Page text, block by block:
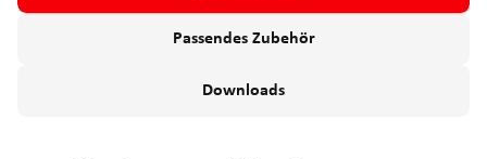
Passendes Zubehör
Downloads